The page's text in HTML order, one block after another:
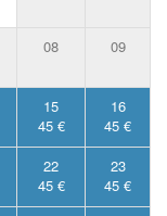
08 09
15
45 €
16
45 €
22
45 €
23
45 €